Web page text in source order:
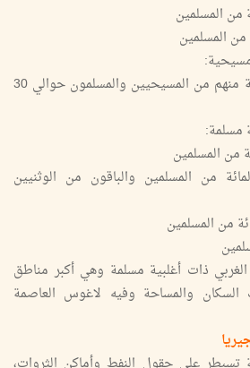
بلاتو أكثر من 70 في المائة منهم من المسيحيين والمسلمون حوالي 30
مسلمة:
65 في المائة من المسلمين والباقون من الوثنيين
ذات أغلبية مسلمة وهي أكبر مناطق
والمساحة وفيه لاغوس العاصمة